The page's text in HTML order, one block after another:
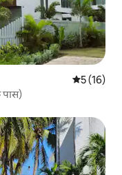
औसत रेटिंग
5 (16)
पास)